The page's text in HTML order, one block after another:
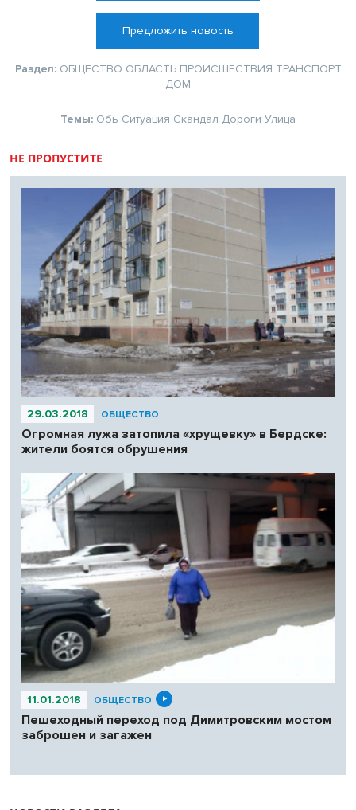
Предложить новость
Раздел: ОБЩЕСТВО ОБЛАСТЬ ПРОИСШЕСТВИЯ ТРАНСПОРТ
ДОМ
Темы: Обь Ситуация Скандал Дороги Улица
НЕ ПРОПУСТИТЕ
29.03.2018 ОБЩЕСТВО
Огромная лужа затопила «хрущевку» в Бердске:
жители боятся обрушения
11.01.2018 ОБЩЕСТВО
Пешеходный переход под Димитровским мостом
заброшен и загажен